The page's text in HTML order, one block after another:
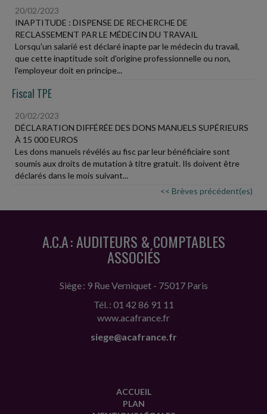
20/02/2023
INAPTITUDE : DISPENSE DE RECHERCHE DE
RECLASSEMENT PAR LE MÉDECIN DU TRAVAIL
Lorsqu'un salarié est déclaré inapte par le médecin du travail,
que cette inaptitude soit d'origine professionnelle ou non,
l'employeur doit en principe...
Fiscal TPE
20/02/2023
DÉCLARATION DIFFÉRÉE DES DONS MANUELS SUPÉRIEURS
À 15 000 EUROS
Les dons manuels révélés au fisc par leur bénéficiaire sont
soumis aux droits de mutation à titre gratuit. Ils doivent être
déclarés dans le mois suivant...
<< Brèves précédent(es)
A.C.A : AUDITEURS & COMPTABLES
ASSOCIÉS
Siège : 9 Rue Verniquet - 75017 Paris
Tél. : 01 42 86 91 11
www.acafrance.fr
siege@acafrance.fr
ACCUEIL
PLAN